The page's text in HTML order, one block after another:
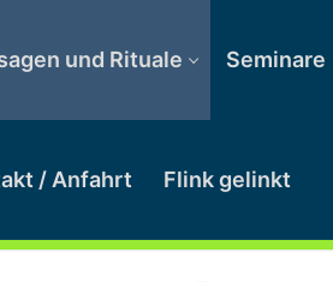
und Rituale Seminare
/ Anfahrt Flink gelinkt